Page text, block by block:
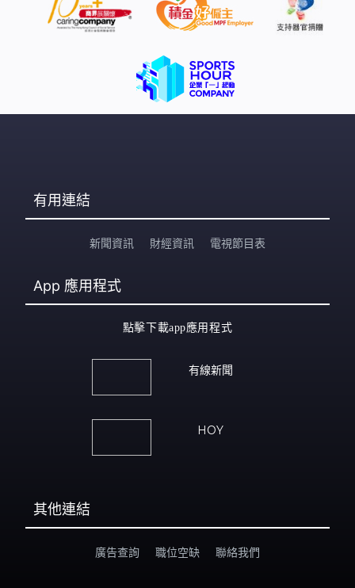
有用連結
新聞資訊 財經資訊 電視節目表
App 應用程式
點擊下載app應用程式
有線新聞
HOY
其他連結
廣告查詢 職位空缺 聯絡我們